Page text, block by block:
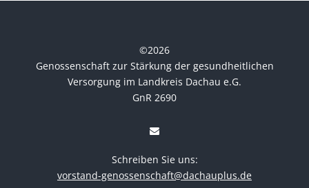
©2026
Genossenschaft zur Stärkung der gesundheitlichen
Versorgung im Landkreis Dachau e.G.
GnR 2690
Schreiben Sie uns:
vorstand-genossenschaft@dachauplus.de